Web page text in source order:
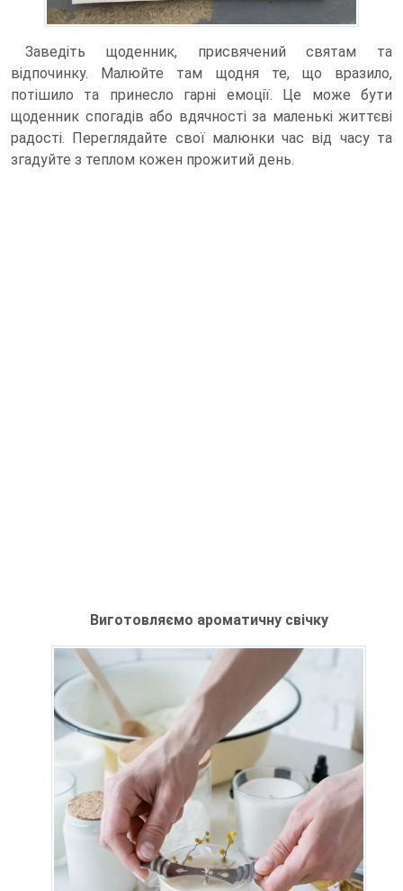
Заведіть щоденник, присвячений святам та
відпочинку. Малюйте там щодня те, що вразило,
потішило та принесло гарні емоції. Це може бути
щоденник спогадів або вдячності за маленькі життєві
радості. Переглядайте свої малюнки час від часу та
згадуйте з теплом кожен прожитий день.
Виготовляємо ароматичну свічку